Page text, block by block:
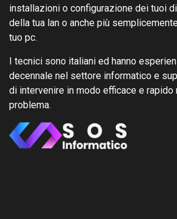
installazioni o configurazione dei tuoi
della tua lan o anche più
tuo pc.
I tecnici sono italiani ed hanno
decennale nel settore informatico e
di intervenire in modo efficace e
problema.